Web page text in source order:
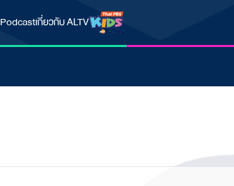
Podcastเกี่ยวกับ ALTV